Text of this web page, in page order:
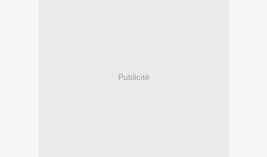
Publicité